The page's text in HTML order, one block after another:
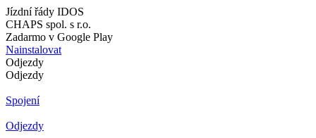
Jízdní řády IDOS
CHAPS spol. s r.o.
Zadarmo v Google Play
Nainstalovat
Odjezdy
Odjezdy
Spojení
Odjezdy